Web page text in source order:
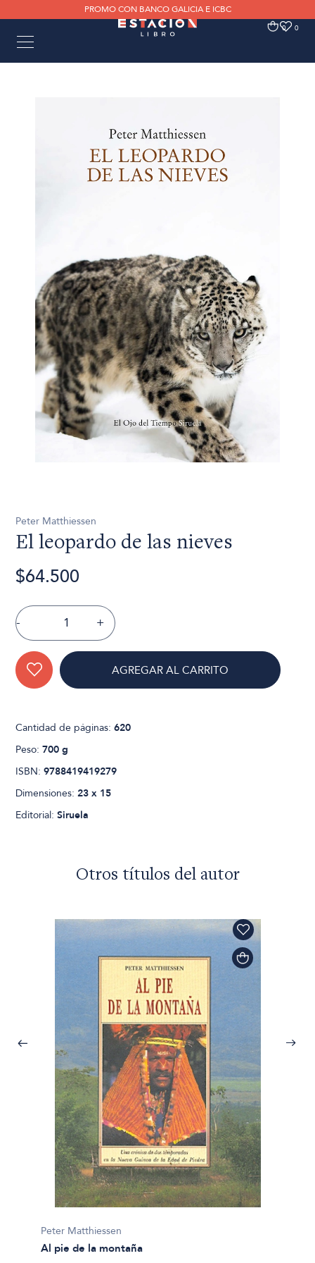
PROMO CON BANCO GALICIA E ICBC
0 0
Peter Matthiessen
El leopardo de las nieves
$64.500
- +
AGREGAR AL CARRITO
Cantidad de páginas:620
Peso:700 g
ISBN:9788419419279
Dimensiones:23 x 15
Editorial:Siruela
Otros títulos del autor
Peter Matthiessen
Al pie de la montaña